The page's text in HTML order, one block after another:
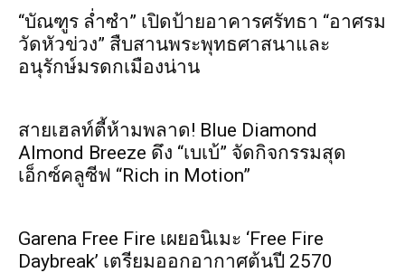
“บัณฑูร ล่ำซำ” เปิดป้ายอาคารศรัทธา “อาศรม
วัดหัวข่วง” สืบสานพระพุทธศาสนาและ
อนุรักษ์มรดกเมืองน่าน
สายเฮลท์ตี้ห้ามพลาด! Blue Diamond
Almond Breeze ดึง “เบเบ้” จัดกิจกรรมสุด
เอ็กซ์คลูซีฟ “Rich in Motion”
Garena Free Fire เผยอนิเมะ ‘Free Fire
Daybreak’ เตรียมออกอากาศต้นปี 2570